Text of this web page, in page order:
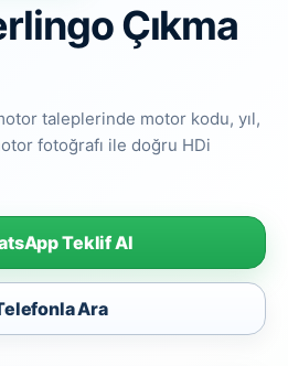
Çıkma
taleplerinde motor kodu, yıl,
fotoğrafı ile doğru HDi
Teklif Al
Ara